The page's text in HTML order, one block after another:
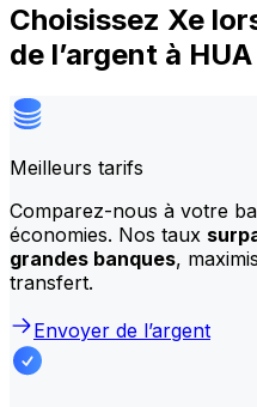
Choisissez Xe
de l’argent à
Meilleurs tarifs
Comparez-nous à votre
économies. Nos taux
grandes banques,
transfert.
Envoyer de l’argent